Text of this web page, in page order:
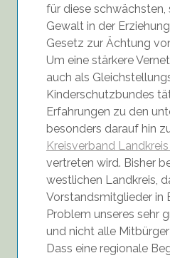
für diese
Gewalt in der
Gesetz zur Ächtung
Um eine stärkere
auch als
Kinderschutzbundes
Erfahrungen zu den
besonders darauf hin
Kreisverband Landkreis
vertreten wird. Bisher
westlichen Landkreis,
Vorstandsmitglieder in
Problem unseres sehr
und nicht alle
Dass eine regionale